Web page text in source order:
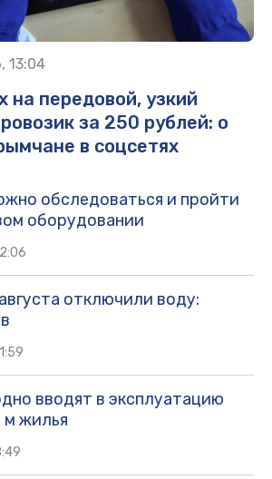
13:04
на передовой, узкий
за 250 рублей: о
в соцсетях
обследоваться и пройти
оборудовании
отключили воду:
вводят в эксплуатацию
м жилья